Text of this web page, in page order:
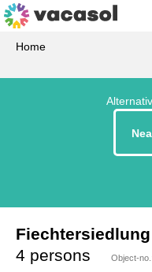
Home
Fiechtersiedlung
4 persons
Object-no.: